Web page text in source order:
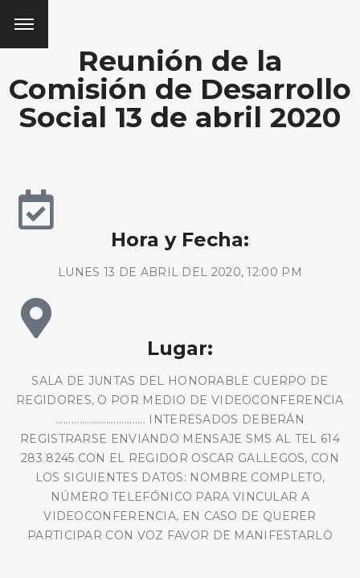
Reunión de la
Comisión de Desarrollo
Social 13 de abril 2020
Hora y Fecha:
LUNES 13 DE ABRIL DEL 2020, 12:00 PM
Lugar:
SALA DE JUNTAS DEL HONORABLE CUERPO DE
REGIDORES, O POR MEDIO DE VIDEOCONFERENCIA
.................................. INTERESADOS DEBERÁN
REGISTRARSE ENVIANDO MENSAJE SMS AL TEL 614
283 8245 CON EL REGIDOR OSCAR GALLEGOS, CON
LOS SIGUIENTES DATOS: NOMBRE COMPLETO,
NÚMERO TELEFÓNICO PARA VINCULAR A
VIDEOCONFERENCIA, EN CASO DE QUERER
PARTICIPAR CON VOZ FAVOR DE MANIFESTARLO